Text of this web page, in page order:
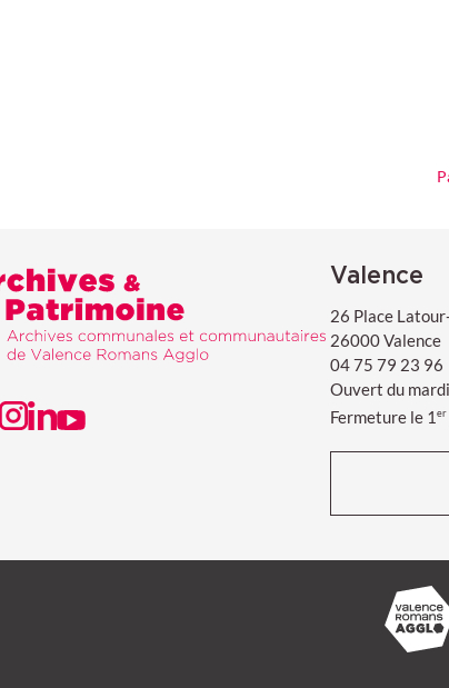
agglo Archives & Patrimoine
NOTRE PAGE FACEBOOK
VISITER NOTRE PAGE INSTAGRAM
VISITER NOTRE PAGE LINKEDIN
VISITER NOTRE PAGE YOUTUBE
Valence
26 Place
26000 Valence
04 75 79 23 96
Ouvert du
Fermeture le 1er